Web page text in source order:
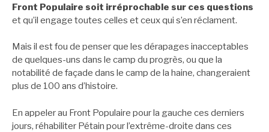
Front Populaire soit irréprochable sur ces questions
et qu’il engage toutes celles et ceux qui s’en réclament.
Mais il est fou de penser que les dérapages inacceptables
de quelques-uns dans le camp du progrès, ou que la
notabilité de façade dans le camp de la haine, changeraient
plus de 100 ans d’histoire.
En appeler au Front Populaire pour la gauche ces derniers
jours, réhabiliter Pétain pour l’extrême-droite dans ces